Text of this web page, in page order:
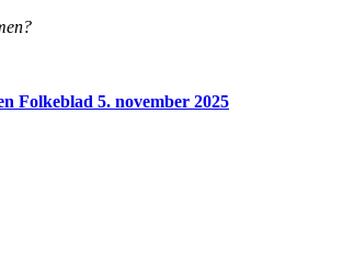
Folkeblad 5. november 2025